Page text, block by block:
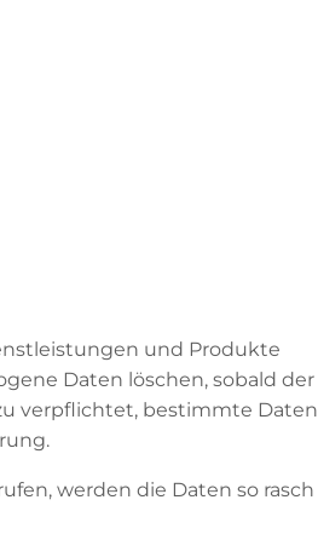
und Produkte
Daten löschen, sobald der
verpflichtet, bestimmte Daten
werden die Daten so rasch